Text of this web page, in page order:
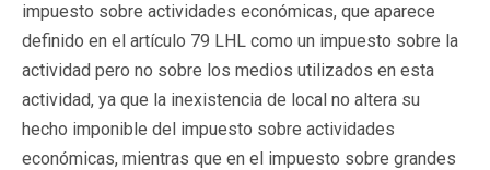
impuesto sobre actividades económicas, que aparece
definido en el artículo 79 LHL como un impuesto sobre la
actividad pero no sobre los medios utilizados en esta
actividad, ya que la inexistencia de local no altera su
hecho imponible del impuesto sobre actividades
económicas, mientras que en el impuesto sobre grandes